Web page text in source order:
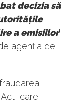
decizia să
a emisiilor",
agenția de
care